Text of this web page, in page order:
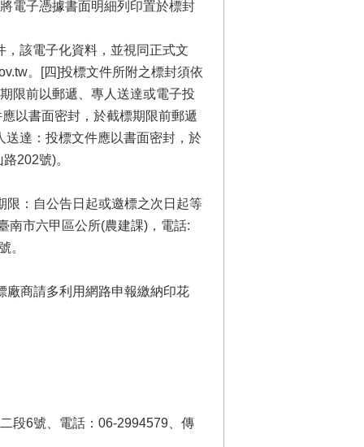
電子憑據書面明細列印置於標封
該電子化資料，並視同正式文
。[四]投標文件所附之標封須依
限前以郵遞、專人送達或電子投
以書面密封，於截標期限前郵遞
達：投標文件應以書面密封，於
202號)。
限：自公告日起或邀標之次日起等
南市六甲區公所(農建課)，電話:
。
廠商請多利用網路申報繳納印花
段6號、電話：06-2994579、傳